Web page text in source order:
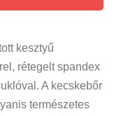
kesztyű
rétegelt spandex
A kecskebőr
természetes